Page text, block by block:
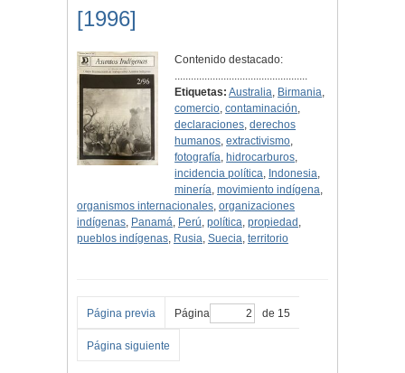
[1996]
Contenido destacado:
.................................................
Etiquetas: Australia, Birmania,
comercio,contaminación,
declaraciones,derechos
humanos,extractivismo,
fotografía, hidrocarburos,
incidencia política, Indonesia,
minería,movimiento indígena,
organismos internacionales, organizaciones
indígenas, Panamá, Perú, política, propiedad ,
pueblos indígenas, Rusia, Suecia, territorio
Página previa Página de 15
Página siguiente